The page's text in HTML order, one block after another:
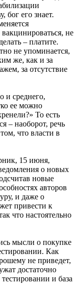
бог его знает.
не
– платите.
не упоминается,
же, как и за
за отсутствие
и среднего,
ее можно
То есть
– наоборот, речь
что власти в
15 июня,
о новых
новые
авторов
и даже о
привести к
что настоятельно
мысли о покупке
Как
не приведет,
достаточно
и база